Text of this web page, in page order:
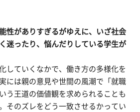
性がありすぎるがゆえに、いざ社会
迷ったり、悩んだりしている学生が
していくなかで、働き方の多様化を
には親の意見や世間の風潮で「就職
う王道の価値観を求められることも
そのズレをどう一致させるかってい